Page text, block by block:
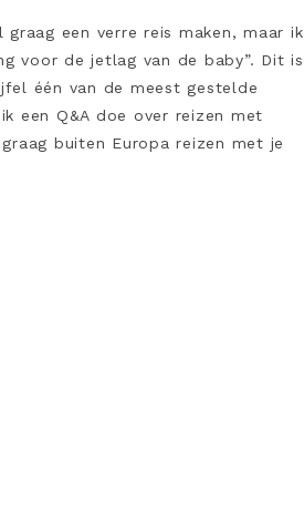
graag een verre reis maken, maar ik
voor de jetlag van de baby”. Dit is
één van de meest gestelde
een Q&A doe over reizen met
buiten Europa reizen met je